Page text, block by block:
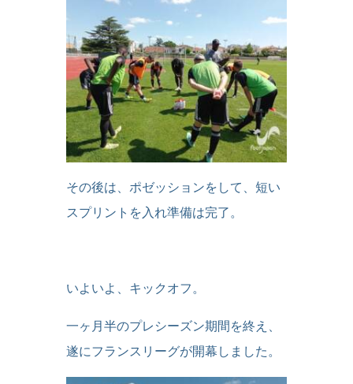
その後は、ポゼッションをして、短い
スプリントを入れ準備は完了。
いよいよ、キックオフ。
一ヶ月半のプレシーズン期間を終え、
遂にフランスリーグが開幕しました。